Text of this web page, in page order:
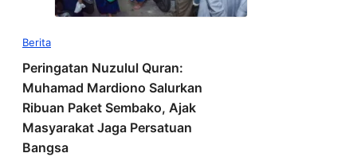
Berita
Peringatan Nuzulul Quran:
Muhamad Mardiono Salurkan
Ribuan Paket Sembako, Ajak
Masyarakat Jaga Persatuan
Bangsa